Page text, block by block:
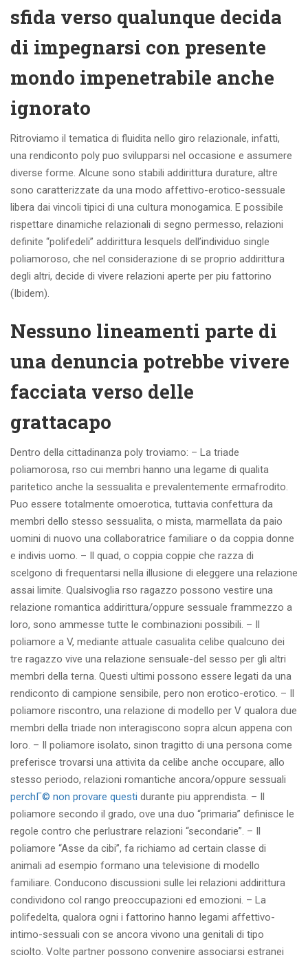
sfida verso qualunque decida
di impegnarsi con presente
mondo impenetrabile anche
ignorato
Ritroviamo il tematica di fluidita nello giro relazionale, infatti,
una rendiconto poly puo svilupparsi nel occasione e assumere
diverse forme. Alcune sono stabili addirittura durature, altre
sono caratterizzate da una modo affettivo-erotico-sessuale
libera dai vincoli tipici di una cultura monogamica. E possibile
rispettare dinamiche relazionali di segno permesso, relazioni
definite “polifedeli” addirittura lesquels dell’individuo single
poliamoroso, che nel considerazione di se proprio addirittura
degli altri, decide di vivere relazioni aperte per piu fattorino
(Ibidem).
Nessuno lineamenti parte di
una denuncia potrebbe vivere
facciata verso delle
grattacapo
Dentro della cittadinanza poly troviamo: – La triade
poliamorosa, rso cui membri hanno una legame di qualita
paritetico anche la sessualita e prevalentemente ermafrodito.
Puo essere totalmente omoerotica, tuttavia confettura da
membri dello stesso sessualita, o mista, marmellata da paio
uomini di nuovo una collaboratrice familiare o da coppia donne
e indivis uomo. – Il quad, o coppia coppie che razza di
scelgono di frequentarsi nella illusione di eleggere una relazione
assai limite. Qualsivoglia rso ragazzo possono vestire una
relazione romantica addirittura/oppure sessuale frammezzo a
loro, sono ammesse tutte le combinazioni possibili. – Il
poliamore a V, mediante attuale casualita celibe qualcuno dei
tre ragazzo vive una relazione sensuale-del sesso per gli altri
membri della terna. Questi ultimi possono essere legati da una
rendiconto di campione sensibile, pero non erotico-erotico. – Il
poliamore riscontro, una relazione di modello per V qualora due
membri della triade non interagiscono sopra alcun appena con
loro. – Il poliamore isolato, sinon tragitto di una persona come
preferisce trovarsi una attivita da celibe anche occupare, allo
stesso periodo, relazioni romantiche ancora/oppure sessuali
perchГ© non provare questi durante piu apprendista. – Il
poliamore secondo il grado, ove una duo “primaria” definisce le
regole contro che perlustrare relazioni “secondarie”. – Il
poliamore “Asse da cibi”, fa richiamo ad certain classe di
animali ad esempio formano una televisione di modello
familiare. Conducono discussioni sulle lei relazioni addirittura
condividono col rango preoccupazioni ed emozioni. – La
polifedelta, qualora ogni i fattorino hanno legami affettivo-
intimo-sessuali con se ancora vivono una genitali di tipo
sciolto. Volte partner possono convenire associarsi estranei